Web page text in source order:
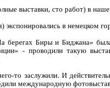
выставки, сто работ) в
в немецком
берегах Биры и Биджана»
- проводили такую
то заслужили. И
международную